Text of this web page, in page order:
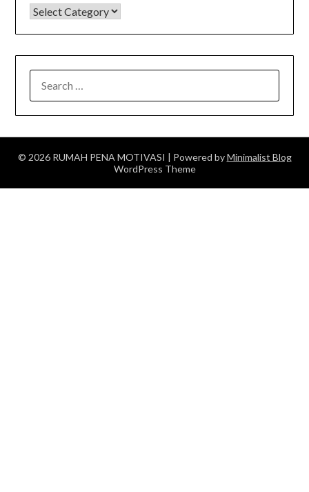
KATEGORI
FOR:
© 2026 RUMAH PENA MOTIVASI | Powered byMinimalist Blog
WordPress Theme